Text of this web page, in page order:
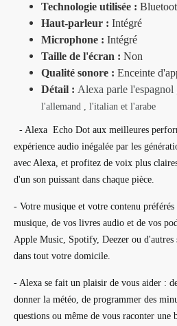
Technologie utilisée :
Haut-parleur : Intégré
Microphone : Intégré
Taille de l'écran : Non
Qualité sonore : Enceinte
Détail : Alexa parle l'espagnol
l'allemand , l'italian et l'arabe
- Alexa Echo Dot aux meilleures
expérience audio inégalée par les
avec Alexa, et profitez de voix plus
d'un son puissant dans chaque pièce.
- Votre musique et votre contenu
musique, de vos livres audio et de vos
Apple Music, Spotify, Deezer ou d'autres
dans tout votre domicile.
- Alexa se fait un plaisir de vous aider :
donner la météo, de programmer des
questions ou même de vous raconter une